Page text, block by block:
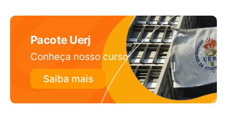
Pacote Uerj
Conheça nosso curso
Saiba mais